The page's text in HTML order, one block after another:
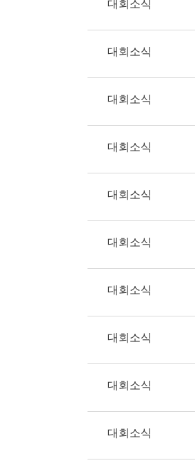
대회소식
대회소식
대회소식
대회소식
대회소식
대회소식
대회소식
대회소식
대회소식
대회소식